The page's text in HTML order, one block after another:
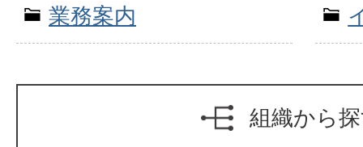
業務案内
組織から